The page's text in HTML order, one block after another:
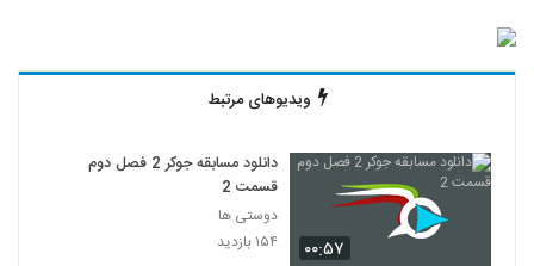
ویدیوهای مرتبط
۰۰:۵۷
دانلود مسابقه جوکر 2 فصل دوم
قسمت 2
دوستی ها
۱۵۴ بازدید